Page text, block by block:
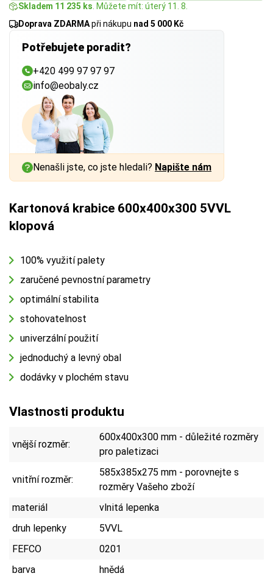
Skladem 11 235 ks . Můžete mít: úterý 11. 8.
Doprava ZDARMApři nákupu nad 5 000 Kč
Potřebujete poradit?
+420 499 97 97 97
info@eobaly.cz
Nenašli jste, co jste hledali? Napište nám
Kartonová krabice 600x400x300 5VVL
klopová
100% využití palety
zaručené pevnostní parametry
optimální stabilita
stohovatelnost
univerzální použití
jednoduchý a levný obal
dodávky v plochém stavu
Vlastnosti produktu
vnější rozměr:
600x400x300 mm - důležité rozměry
pro paletizaci
vnitřní rozměr:
585x385x275 mm - porovnejte s
rozměry Vašeho zboží
materiál
vlnitá lepenka
druh lepenky
5VVL
FEFCO
0201
barva
hnědá